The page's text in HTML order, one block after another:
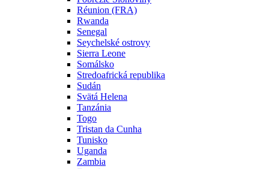
Réunion (FRA)
Rwanda
Senegal
Seychelské ostrovy
Sierra Leone
Somálsko
Stredoafrická republika
Sudán
Svätá Helena
Tanzánia
Togo
Tristan da Cunha
Tunisko
Uganda
Zambia